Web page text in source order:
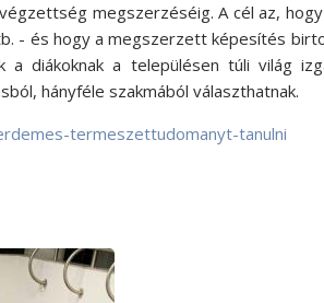
megszerzéséig. A cél az,
- és hogy a megszerzett képesítés
diákoknak a településen túli világ
hányféle szakmából választhatnak.
termeszettudomanyt-tanulni